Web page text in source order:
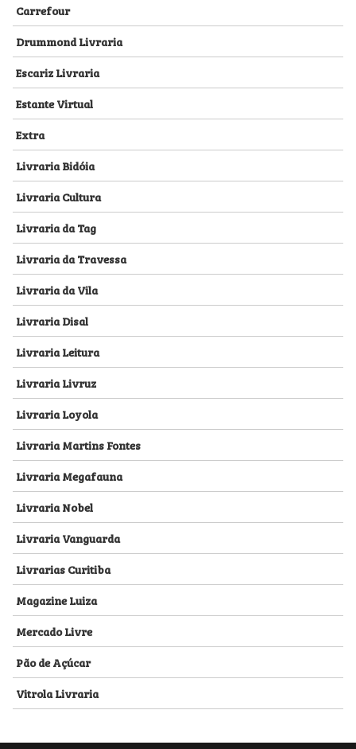
Carrefour
Drummond Livraria
Escariz Livraria
Estante Virtual
Extra
Livraria Bidóia
Livraria Cultura
Livraria da Tag
Livraria da Travessa
Livraria da Vila
Livraria Disal
Livraria Leitura
Livraria Livruz
Livraria Loyola
Livraria Martins Fontes
Livraria Megafauna
Livraria Nobel
Livraria Vanguarda
Livrarias Curitiba
Magazine Luiza
Mercado Livre
Pão de Açúcar
Vitrola Livraria